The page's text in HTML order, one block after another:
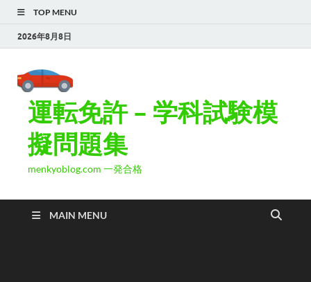
TOP MENU
2026年8月8日
運転免許 – 学科試験模
擬問題集
menkyoblog.com 一発合格
MAIN MENU